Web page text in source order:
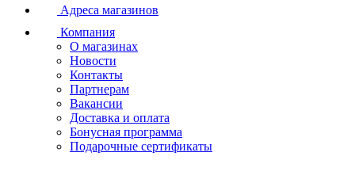
Адреса магазинов
Компания
О магазинах
Новости
Контакты
Партнерам
Вакансии
Доставка и оплата
Бонусная программа
Подарочные сертификаты